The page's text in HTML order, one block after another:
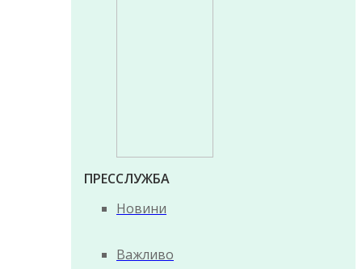
ПРЕССЛУЖБА
Новини
Важливо